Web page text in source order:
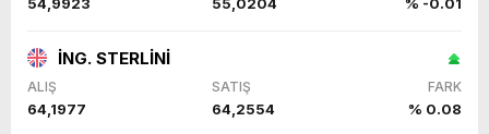
İNG. STERLİNİ
ALIŞ SATIŞ FARK
64,1977 64,2554 % 0.08